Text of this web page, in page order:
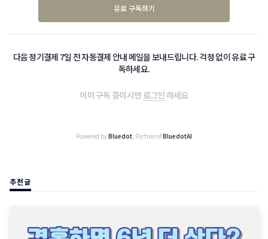
유료 구독하기
다음 정기결제 7일 전 자동결제 안내 메일을 보내드립니다. 걱정 없이 유료 구
독하세요.
이미 구독 중이시면 로그인하세요
Powered byBluedot, Partner ofBluedotAI
추천글